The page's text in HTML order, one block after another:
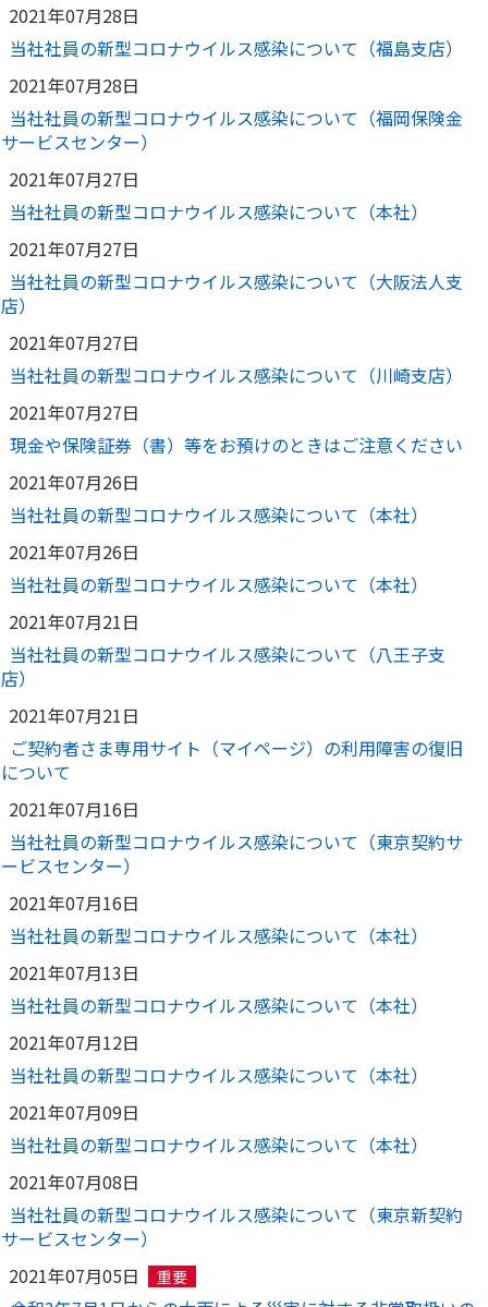
2021年07月28日
当社社員の新型コロナウイルス感染について（福島支店）
2021年07月28日
当社社員の新型コロナウイルス感染について（福岡保険金
サービスセンター）
2021年07月27日
当社社員の新型コロナウイルス感染について（本社）
2021年07月27日
当社社員の新型コロナウイルス感染について（大阪法人支
店）
2021年07月27日
当社社員の新型コロナウイルス感染について（川崎支店）
2021年07月27日
現金や保険証券（書）等をお預けのときはご注意ください
2021年07月26日
当社社員の新型コロナウイルス感染について（本社）
2021年07月26日
当社社員の新型コロナウイルス感染について（本社）
2021年07月21日
当社社員の新型コロナウイルス感染について（八王子支
店）
2021年07月21日
ご契約者さま専用サイト（マイページ）の利用障害の復旧
について
2021年07月16日
当社社員の新型コロナウイルス感染について（東京契約サ
ービスセンター）
2021年07月16日
当社社員の新型コロナウイルス感染について（本社）
2021年07月13日
当社社員の新型コロナウイルス感染について（本社）
2021年07月12日
当社社員の新型コロナウイルス感染について（本社）
2021年07月09日
当社社員の新型コロナウイルス感染について（本社）
2021年07月08日
当社社員の新型コロナウイルス感染について（東京新契約
サービスセンター）
2021年07月05日
重要